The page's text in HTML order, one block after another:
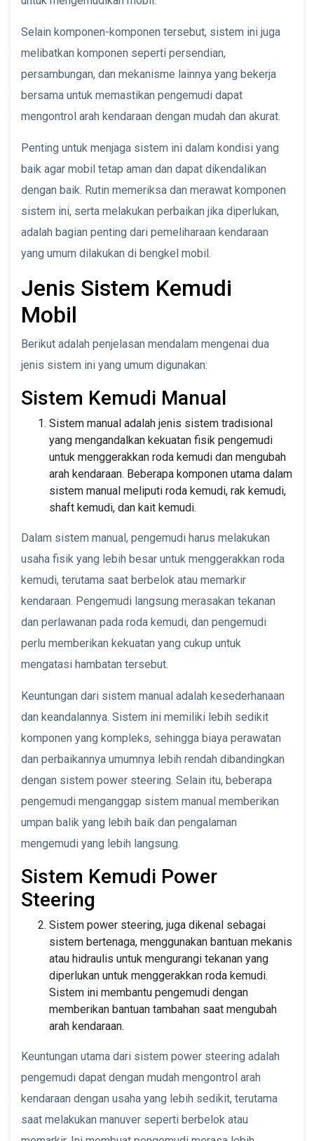
Selain komponen-komponen tersebut, sistem ini juga
melibatkan komponen seperti persendian,
persambungan, dan mekanisme lainnya yang bekerja
bersama untuk memastikan pengemudi dapat
mengontrol arah kendaraan dengan mudah dan akurat.
Penting untuk menjaga sistem ini dalam kondisi yang
baik agar mobil tetap aman dan dapat dikendalikan
dengan baik. Rutin memeriksa dan merawat komponen
sistem ini, serta melakukan perbaikan jika diperlukan,
adalah bagian penting dari pemeliharaan kendaraan
yang umum dilakukan di bengkel mobil.
Jenis Sistem Kemudi
Mobil
Berikut adalah penjelasan mendalam mengenai dua
jenis sistem ini yang umum digunakan:
Sistem Kemudi Manual
Sistem manual adalah jenis sistem tradisional
yang mengandalkan kekuatan fisik pengemudi
untuk menggerakkan roda kemudi dan mengubah
arah kendaraan. Beberapa komponen utama dalam
sistem manual meliputi roda kemudi, rak kemudi,
shaft kemudi, dan kait kemudi.
Dalam sistem manual, pengemudi harus melakukan
usaha fisik yang lebih besar untuk menggerakkan roda
kemudi, terutama saat berbelok atau memarkir
kendaraan. Pengemudi langsung merasakan tekanan
dan perlawanan pada roda kemudi, dan pengemudi
perlu memberikan kekuatan yang cukup untuk
mengatasi hambatan tersebut.
Keuntungan dari sistem manual adalah kesederhanaan
dan keandalannya. Sistem ini memiliki lebih sedikit
komponen yang kompleks, sehingga biaya perawatan
dan perbaikannya umumnya lebih rendah dibandingkan
dengan sistem power steering. Selain itu, beberapa
pengemudi menganggap sistem manual memberikan
umpan balik yang lebih baik dan pengalaman
mengemudi yang lebih langsung.
Sistem Kemudi Power
Steering
Sistem power steering, juga dikenal sebagai
sistem bertenaga, menggunakan bantuan mekanis
atau hidraulis untuk mengurangi tekanan yang
diperlukan untuk menggerakkan roda kemudi.
Sistem ini membantu pengemudi dengan
memberikan bantuan tambahan saat mengubah
arah kendaraan.
Keuntungan utama dari sistem power steering adalah
pengemudi dapat dengan mudah mengontrol arah
kendaraan dengan usaha yang lebih sedikit, terutama
saat melakukan manuver seperti berbelok atau